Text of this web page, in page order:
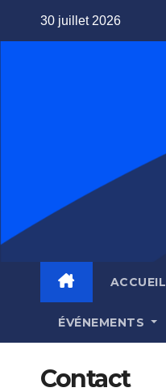
30 juillet 2026
ACCUEIL
ÉVÉNEMENTS
Contact